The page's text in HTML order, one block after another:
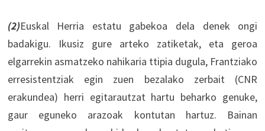
(2)Euskal Herria estatu gabekoa dela denek ongi
badakigu. Ikusiz gure arteko zatiketak, eta geroa
elgarrekin asmatzeko nahikaria ttipia dugula, Frantziako
erresistentziak egin zuen bezalako zerbait (CNR
erakundea) herri egitarautzat hartu beharko genuke,
gaur eguneko arazoak kontutan hartuz. Bainan